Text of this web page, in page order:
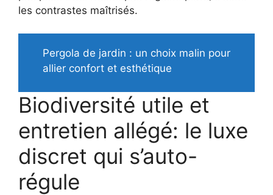
les contrastes maîtrisés.
Pergola de jardin : un choix malin pour
allier confort et esthétique
Biodiversité utile et
entretien allégé: le luxe
discret qui s’auto-
régule